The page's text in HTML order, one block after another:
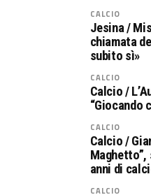
CALCIO
Jesina /
chiamata
subito sì»
CALCIO
Calcio /
“Giocando
CALCIO
Calcio /
anni di
CALCIO